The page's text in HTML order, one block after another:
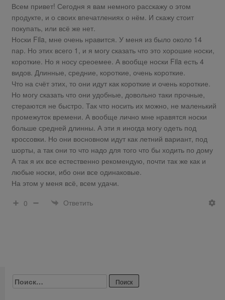
Всем привет! Сегодня я вам немного расскажу о этом
продукте, и о своих впечатлениях о нём. И скажу стоит
покупать, или всё же нет.
Носки Fila, мне очень нравится. У меня из было около 14
пар. Но этих всего 1, и я могу сказать что это хорошие носки,
короткие. Но я носу среоемее. А вообще носки Fila есть 4
видов. Длинные, средние, короткие, очень короткие.
Что на счёт этих, то они идут как короткие и очень короткие.
Но могу сказать что они удобные, довольно таки прочные,
стераются не быстро. Так что носить их можно, не маленький
промежуток времени. А вообще лично мне нравятся носки
больше средней длинны. А эти я иногда могу одеть под
кроссовки. Но они восновном идут как летний вариант, под
шорты, а так они то что надо для того что бы ходить по дому
А так я их все естественно рекомендую, почти так же как и
любые носки, ибо они все одинаковые.
На этом у меня всё, всем удачи.
0
Ответить
Найти: